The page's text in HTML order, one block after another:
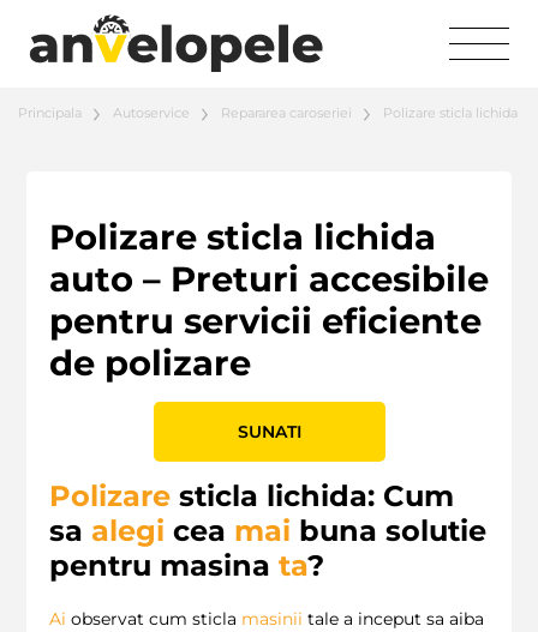
Principala Autoservice Repararea caroseriei Polizare sticla lichida
Polizare sticla lichida
auto – Preturi accesibile
pentru servicii eficiente
de polizare
SUNATI
Polizare sticla lichida: Cum
sa alegi cea mai buna solutie
pentru masina ta?
Ai observat cum sticla masinii tale a inceput sa aiba